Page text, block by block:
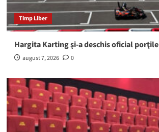
Timp Liber
Hargita Karting şi-a deschis oficial porţile
august 7, 2026 0